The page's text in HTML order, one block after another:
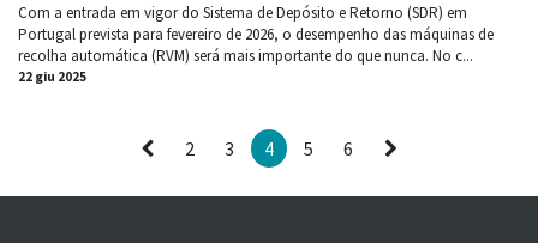
Com a entrada em vigor do Sistema de Depósito e Retorno (SDR) em
Portugal prevista para fevereiro de 2026, o desempenho das máquinas de
recolha automática (RVM) será mais importante do que nunca. No c...
22 giu 2025
2 3 4 5 6